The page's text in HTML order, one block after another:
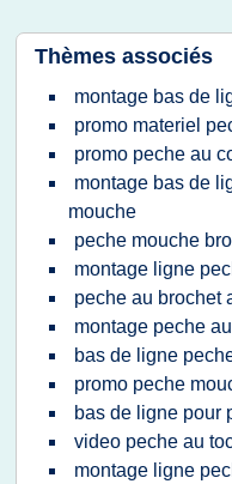
Thèmes associés
montage bas de
promo materiel
promo peche au
montage bas de
mouche
peche mouche
montage ligne
peche au brochet
montage peche
bas de ligne
promo peche
bas de ligne pour
video peche au
montage ligne